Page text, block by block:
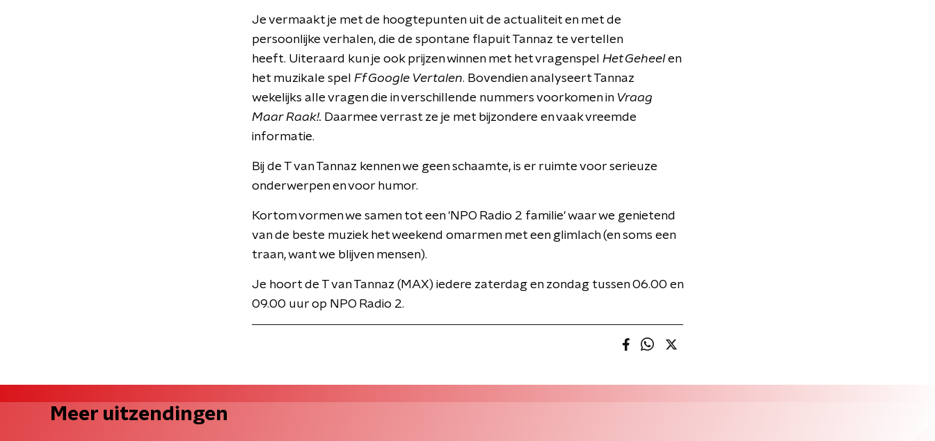
Je vermaakt je met de hoogtepunten uit de actualiteit en met de
persoonlijke verhalen, die de spontane flapuit Tannaz te vertellen
heeft. Uiteraard kun je ook prijzen winnen met het vragenspel Het Geheelen
het muzikale spel Ff Google Vertalen. Bovendien analyseert Tannaz
wekelijks alle vragen die in verschillende nummers voorkomen in Vraag
Maar Raak!. Daarmee verrast ze je met bijzondere en vaak vreemde
informatie.
Bij de T van Tannaz kennen we geen schaamte, is er ruimte voor serieuze
onderwerpen en voor humor.
Kortom vormen we samen tot een 'NPO Radio 2 familie' waar we genietend
van de beste muziek het weekend omarmen met een glimlach (en soms een
traan, want we blijven mensen).
Je hoort de T van Tannaz (MAX) iedere zaterdag en zondag tussen 06.00 en
09.00 uur op NPO Radio 2.
Meer uitzendingen